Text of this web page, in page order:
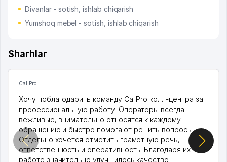
Divanlar - sotish, ishlab chiqarish
Yumshoq mebel - sotish, ishlab chiqarish
Sharhlar
CallPro
Хочу поблагодарить команду CallPro колл-центра за
профессиональную работу. Операторы всегда
вежливые, внимательно относятся к каждому
обращению и быстро помогают решить вопросы.
Отдельно хочется отметить грамотную речь,
ответственность и оперативность. Благодаря их
работе значительно улучшилось качество